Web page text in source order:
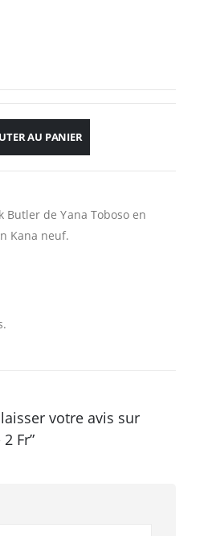
AU PANIER
Butler de Yana Toboso en
Kana neuf.
votre avis sur
Fr”